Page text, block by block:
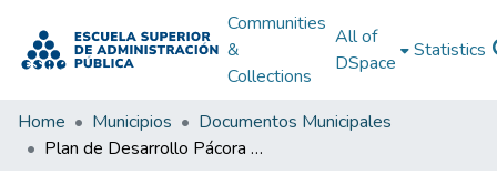
Communities
&
Collections
All of
DSpace
Statistics
Home Municipios
Documentos Municipales
Plan de Desarrollo Pácora Caldas 2008 - 2011: PD Pácora Caldas 2008 - 2011